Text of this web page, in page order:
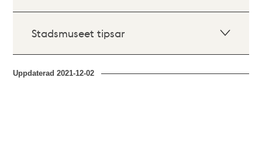
Stadsmuseet tipsar
Uppdaterad2021-12-02